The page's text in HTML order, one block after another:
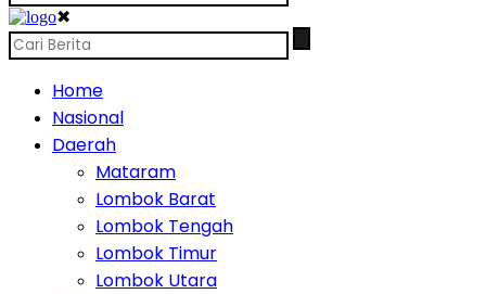
✖
Home
Nasional
Daerah
Mataram
Lombok Barat
Lombok Tengah
Lombok Timur
Lombok Utara